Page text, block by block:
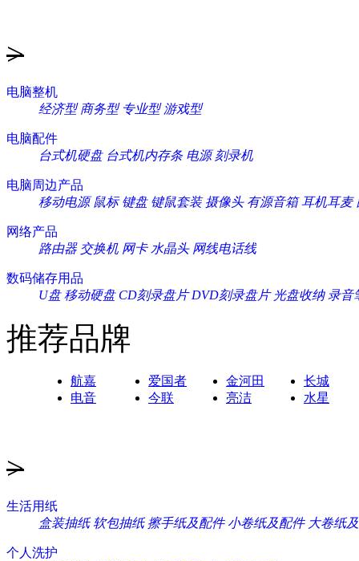
>
电脑整机
经济型 商务型 专业型 游戏型
电脑配件
台式机硬盘 台式机内存条 电源 刻录机
电脑周边产品
移动电源 鼠标 键盘 键鼠套装 摄像头 有源音箱 耳机耳麦
网络产品
路由器 交换机 网卡 水晶头 网线电话线
数码储存用品
U盘 移动硬盘 CD刻录盘片 DVD刻录盘片 光盘收纳 录音
推荐品牌
航嘉 爱国者 金河田
长城
电音
今联 亮洁 水星
>
生活用纸
盒装抽纸 软包抽纸 擦手纸及配件 小卷纸及配件 大卷纸
个人洗护